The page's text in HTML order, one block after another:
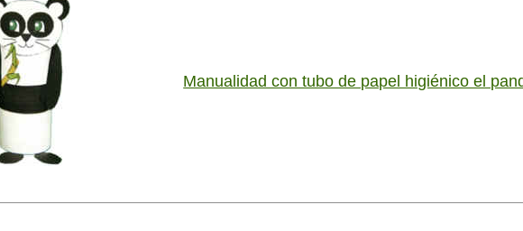
Manualidad con tubo de papel higiénico el